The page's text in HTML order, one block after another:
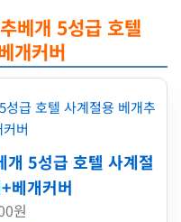
베개 5성급 호텔
개커버
개 5성급 호텔 사계절
베개커버
원